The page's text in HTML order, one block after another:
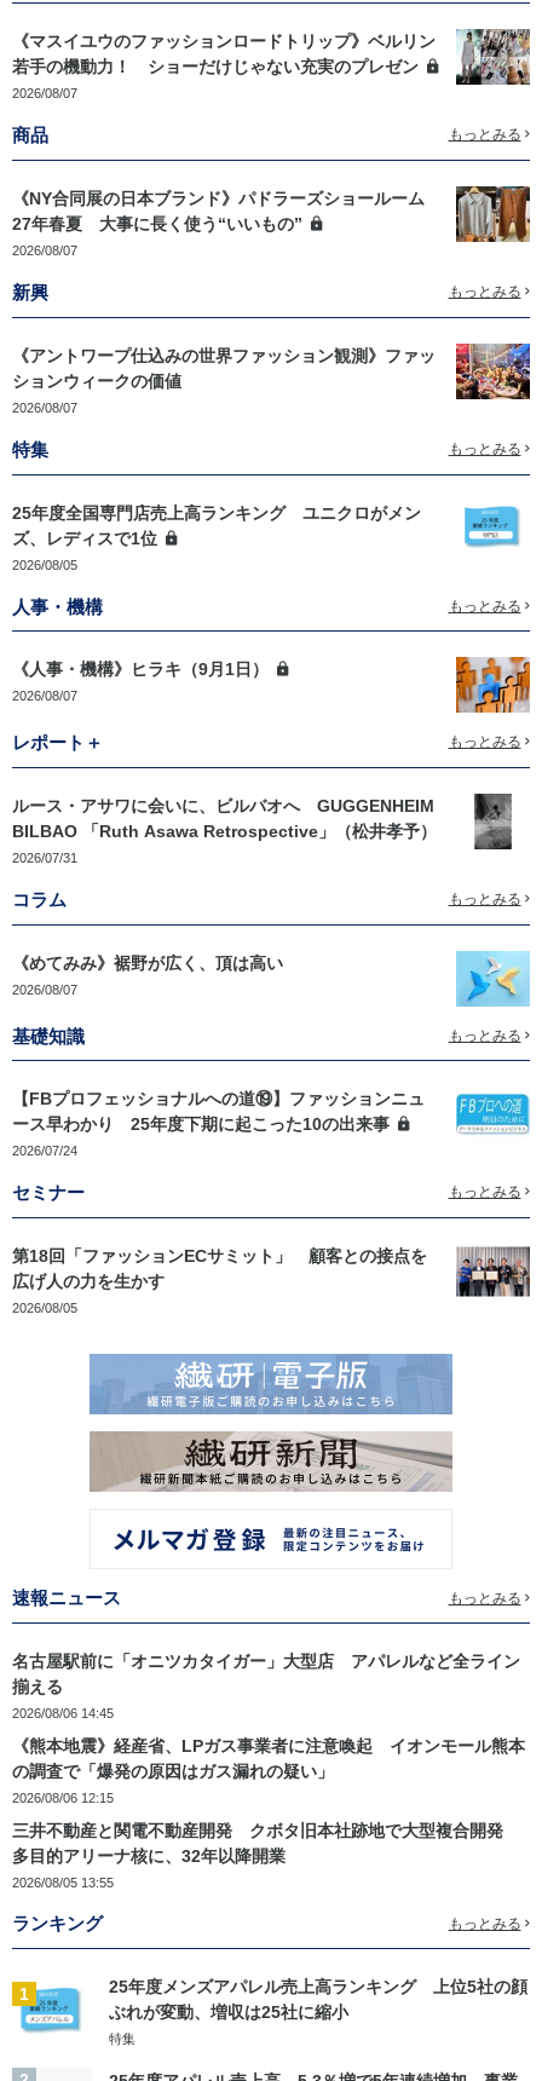
《マスイユウのファッションロードトリップ》ベルリン
若手の機動力！ ショーだけじゃない充実のプレゼン
2026/08/07
商品 もっとみる
《NY合同展の日本ブランド》パドラーズショールーム
27年春夏 大事に長く使う“いいもの”
2026/08/07
新興 もっとみる
《アントワープ仕込みの世界ファッション観測》ファッ
ションウィークの価値
2026/08/07
特集 もっとみる
25年度全国専門店売上高ランキング ユニクロがメン
ズ、レディスで1位
2026/08/05
人事・機構 もっとみる
《人事・機構》ヒラキ（9月1日）
2026/08/07
レポート＋ もっとみる
ルース・アサワに会いに、ビルバオへ GUGGENHEIM
BILBAO 「Ruth Asawa Retrospective」（松井孝予）
2026/07/31
コラム もっとみる
《めてみみ》裾野が広く、頂は高い
2026/08/07
基礎知識 もっとみる
【FBプロフェッショナルへの道⑲】ファッションニュ
ース早わかり 25年度下期に起こった10の出来事
2026/07/24
セミナー もっとみる
第18回「ファッションECサミット」 顧客との接点を
広げ人の力を生かす
2026/08/05
速報ニュース もっとみる
名古屋駅前に「オニツカタイガー」大型店 アパレルなど全ライン
揃える
2026/08/06 14:45
《熊本地震》経産省、LPガス事業者に注意喚起 イオンモール熊本
の調査で「爆発の原因はガス漏れの疑い」
2026/08/06 12:15
三井不動産と関電不動産開発 クボタ旧本社跡地で大型複合開発
多目的アリーナ核に、32年以降開業
2026/08/05 13:55
ランキング もっとみる
1
25年度メンズアパレル売上高ランキング 上位5社の顔
ぶれが変動、増収は25社に縮小
特集